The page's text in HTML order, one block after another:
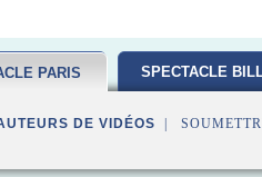
PARIS SPECTACLE
DE VIDÉOS |